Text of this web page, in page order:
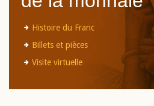
Histoire du Franc
Billets et pièces
Visite virtuelle